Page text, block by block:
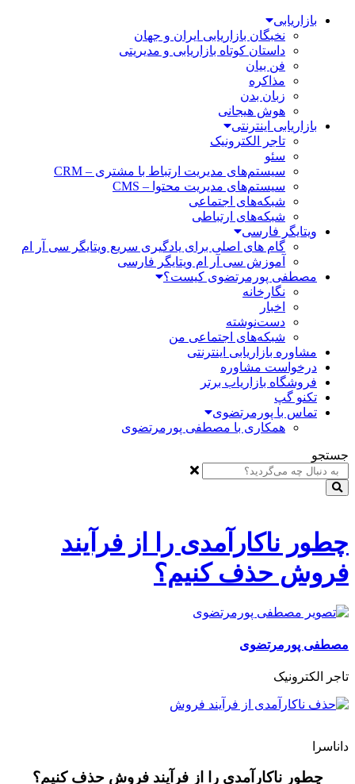
بازاریابی
نخبگان بازاریابی ایران و جهان
داستان کوتاه بازاریابی و مدیریتی
فن بیان
مذاکره
زبان بدن
هوش هیجانی
بازاریابی اینترنتی
تاجر الکترونیک
سئو
سیستم‌های مدیریت ارتباط با مشتری – CRM
سیستم‌های مدیریت محتوا – CMS
شبکه‌های اجتماعی
شبکه‌های ارتباطی
ویتایگر فارسی
گام های اصلی برای یادگیری سریع ویتایگر سی آر ام
آموزش سی آر ام ویتایگر فارسی
مصطفی پورمرتضوی کیست؟
نگارخانه
اخبار
دست‌نوشته
شبکه‌های اجتماعی من
مشاوره بازاریابی اینترنتی
درخواست مشاوره
فروشگاه بازاریاب برتر
تکنو گپ
تماس با پورمرتضوی
همکاری با مصطفی پورمرتضوی
جستجو
چطور ناکارآمدی را از فرآیند
فروش حذف کنیم؟
مصطفی پورمرتضوی
تاجر الکترونیک
داناسرا
چطور ناکارآمدی را از فرآیند فروش حذف کنیم؟